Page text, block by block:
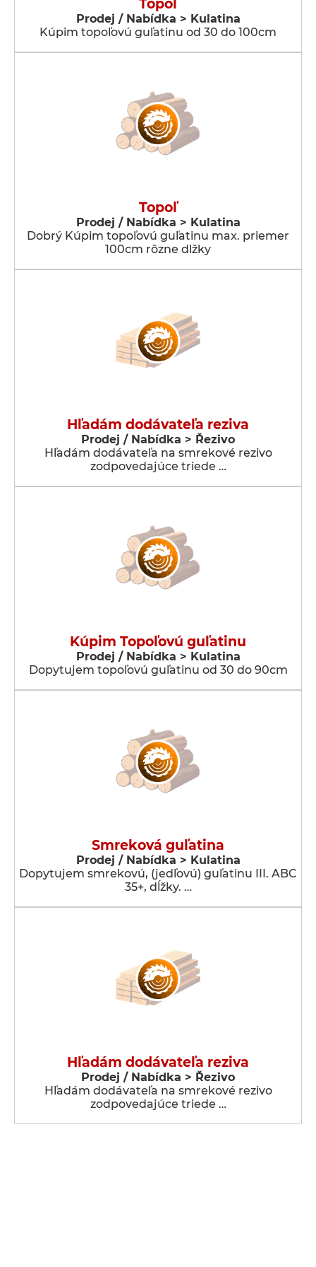
Topoľ
Prodej / Nabídka > Kulatina
Kúpim topoľovú guľatinu od 30 do 100cm
Topoľ
Prodej / Nabídka > Kulatina
Dobrý Kúpim topoľovú guľatinu max. priemer
100cm rôzne dlžky
Hľadám dodávateľa reziva
Prodej / Nabídka > Řezivo
Hľadám dodávateľa na smrekové rezivo
zodpovedajúce triede …
Kúpim Topoľovú guľatinu
Prodej / Nabídka > Kulatina
Dopytujem topoľovú guľatinu od 30 do 90cm
Smreková guľatina
Prodej / Nabídka > Kulatina
Dopytujem smrekovú, (jedľovú) guľatinu III. ABC
35+, dĺžky. …
Hľadám dodávateľa reziva
Prodej / Nabídka > Řezivo
Hľadám dodávateľa na smrekové rezivo
zodpovedajúce triede …